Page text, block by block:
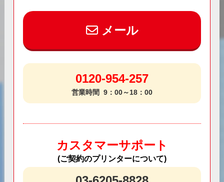
メール
0120-954-257
営業時間 9：00～18：00
カスタマーサポート
(ご契約のプリンターについて)